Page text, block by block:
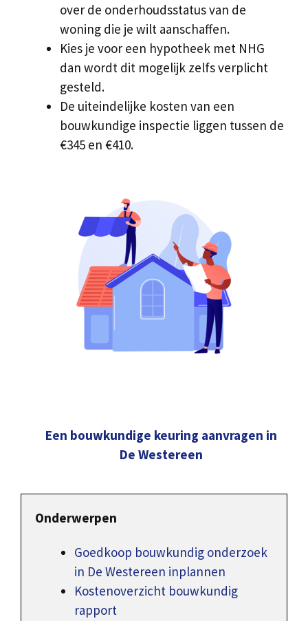
over de onderhoudsstatus van de
woning die je wilt aanschaffen.
Kies je voor een hypotheek met NHG
dan wordt dit mogelijk zelfs verplicht
gesteld.
De uiteindelijke kosten van een
bouwkundige inspectie liggen tussen de
€345 en €410.
Een bouwkundige keuring aanvragen in
De Westereen
Onderwerpen
Goedkoop bouwkundig onderzoek
in De Westereen inplannen
Kostenoverzicht bouwkundig
rapport